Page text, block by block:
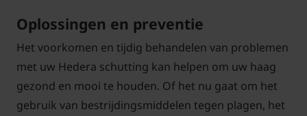
Oplossingen en preventie
Het voorkomen en tijdig behandelen van problemen
met uw Hedera schutting kan helpen om uw haag
gezond en mooi te houden. Of het nu gaat om het
gebruik van bestrijdingsmiddelen tegen plagen, het